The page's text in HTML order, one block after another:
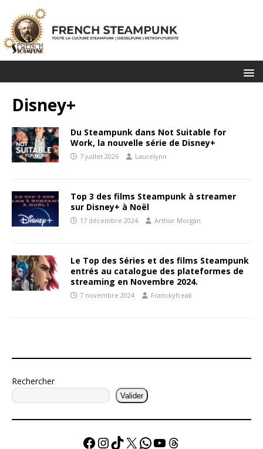
Disney+
Du Steampunk dans Not Suitable for
Work, la nouvelle série de Disney+
7 juillet 2026 Laurelynn
Top 3 des films Steampunk à streamer
sur Disney+ à Noël
17 décembre 2024 Arthur Morgan
Le Top des Séries et des films Steampunk
entrés au catalogue des plateformes de
streaming en Novembre 2024.
7 novembre 2024 Franckyfreak
Rechercher
Valider